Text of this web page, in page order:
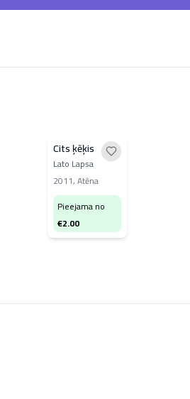
Cits ķēķis
Lato Lapsa
2011,Atēna
Pieejama no
€2.00